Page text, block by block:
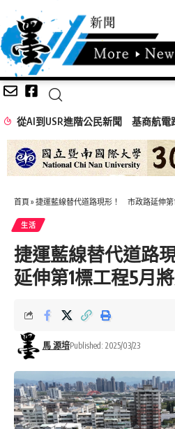
從AI到USR進階公民新聞 基商航電
首頁 » 捷運藍線替代道路現形！ 市政路延伸第
生活
捷運藍線替代道路
延伸第1標工程5月
馬 源培Published: 2025/03/23